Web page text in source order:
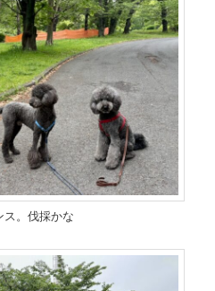
。伐採かな